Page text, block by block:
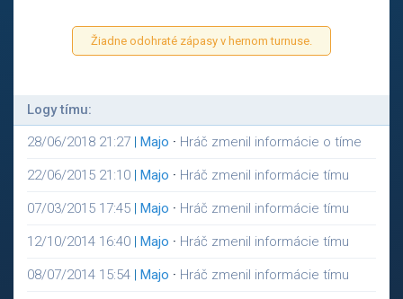
Žiadne odohraté zápasy v hernom turnuse.
Logy tímu:
28/06/2018 21:27 | Majo · Hráč zmenil informácie o tíme
22/06/2015 21:10 | Majo · Hráč zmenil informácie tímu
07/03/2015 17:45 | Majo · Hráč zmenil informácie tímu
12/10/2014 16:40 | Majo · Hráč zmenil informácie tímu
08/07/2014 15:54 | Majo · Hráč zmenil informácie tímu